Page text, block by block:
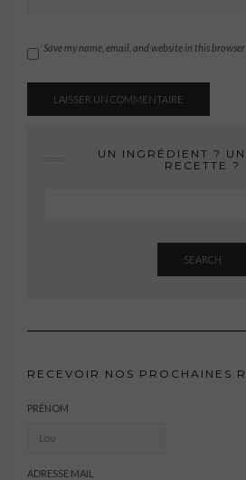
Save my name, email, and website in this
UN INGRÉDIENT ?
RECETTE ?
SEARCH
RECEVOIR NOS PROCHAINES
PRÉNOM
ADRESSE MAIL